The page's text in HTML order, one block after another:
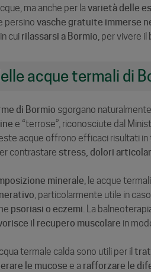
ma anche per lavarietà delle
persinovasche gratuite immerse
cui rilassarsi a Bormio , per vivere
acque termali di
di Bormio sgorgano
e “terrose”, riconosciute dal
acque offrono efficaci risultati in
contrastare stress, dolori
minerale , le acque
, particolarmente utile in
psoriasi o eczemi . La
il recupero muscolare in
termale calda sono utili per il
le mucose e a rafforzare le